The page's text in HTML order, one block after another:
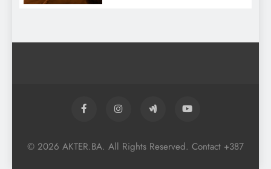
© 2026 AKTER.BA. All Rights Reserved. Contact +387